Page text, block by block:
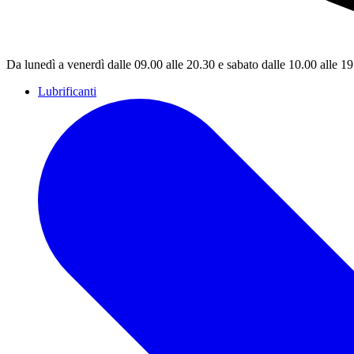
Da lunedì a venerdì dalle 09.00 alle 20.30 e sabato dalle 10.00 alle
Lubrificanti